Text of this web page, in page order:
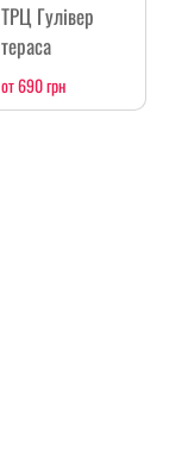
ТРЦ Гулівер
тераса
от 690 грн